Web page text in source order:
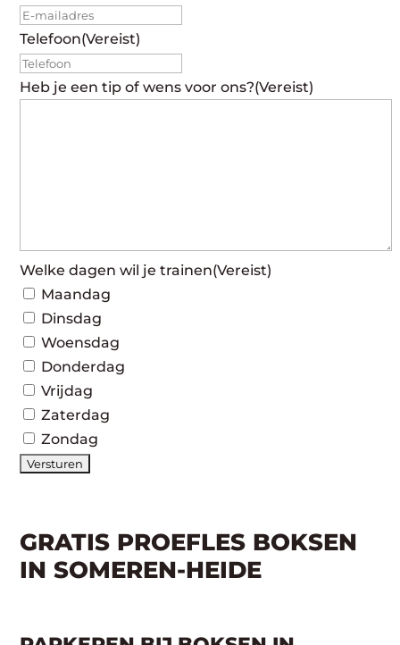
Telefoon(Vereist)
Heb je een tip of wens voor ons?(Vereist)
Welke dagen wil je trainen(Vereist)
Maandag
Dinsdag
Woensdag
Donderdag
Vrijdag
Zaterdag
Zondag
GRATIS PROEFLES BOKSEN
IN SOMEREN-HEIDE